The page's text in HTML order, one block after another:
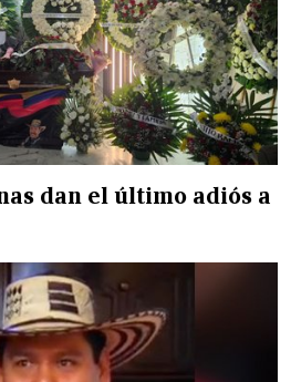
dan el último adiós a